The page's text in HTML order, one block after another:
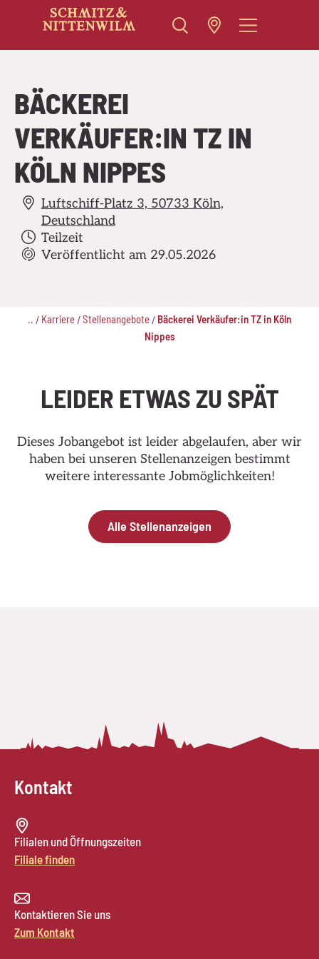
BÄCKEREI
VERKÄUFER:IN TZ IN
KÖLN NIPPES
Luftschiff-Platz 3, 50733 Köln,
Deutschland
Teilzeit
Veröffentlicht am 29.05.2026
.. / Karriere /Stellenangebote / Bäckerei Verkäufer:in TZ in Köln
Nippes
LEIDER ETWAS ZU SPÄT
Dieses Jobangebot ist leider abgelaufen, aber wir
haben bei unseren Stellenanzeigen bestimmt
weitere interessante Jobmöglichkeiten!
Alle Stellenanzeigen
Kontakt
Filialen und Öffnungszeiten
Filiale finden
Kontaktieren Sie uns
Zum Kontakt